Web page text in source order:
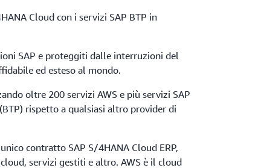
Cloud con i servizi SAP BTP in
SAP e proteggiti dalle interruzioni del
ed esteso al mondo.
oltre 200 servizi AWS e più servizi SAP
rispetto a qualsiasi altro provider di
contratto SAP S/4HANA Cloud ERP,
servizi gestiti e altro. AWS è il cloud